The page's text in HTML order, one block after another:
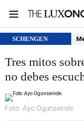
SCHENGEN
Tres mitos
no debes
Foto: Ayo Ogunseinde.